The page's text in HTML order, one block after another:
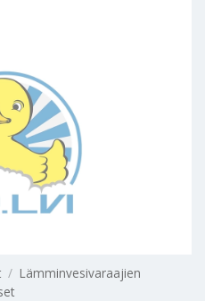
/ Lämminvesivaraajien